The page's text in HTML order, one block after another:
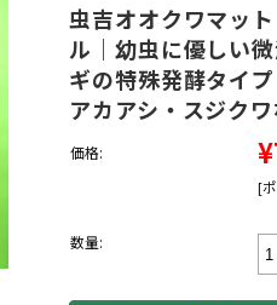
虫吉オオクワマッ
ル｜幼虫に優しい
ギの特殊発酵タイ
アカアシ・スジク
価格:
[
数量: